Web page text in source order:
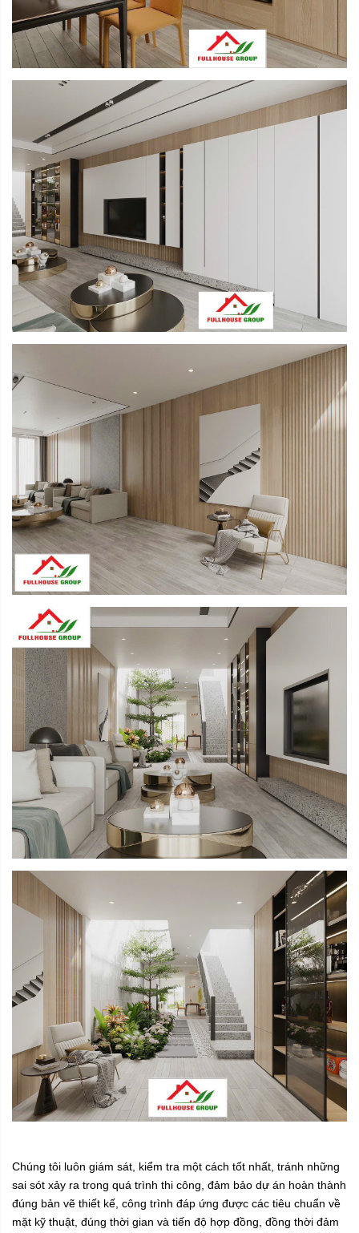
Chúng tôi luôn giám sát, kiểm tra một cách tốt nhất, tránh những
sai sót xảy ra trong quá trình thi công, đảm bảo dự án hoàn thành
đúng bản vẽ thiết kế, công trình đáp ứng được các tiêu chuẩn về
mặt kỹ thuật, đúng thời gian và tiến độ hợp đồng, đồng thời đảm